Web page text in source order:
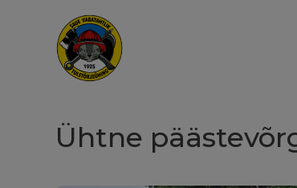
Ühtne